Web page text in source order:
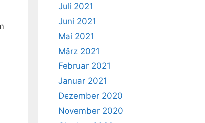
Juli 2021
Juni 2021
Mai 2021
März 2021
Februar 2021
Januar 2021
Dezember 2020
November 2020